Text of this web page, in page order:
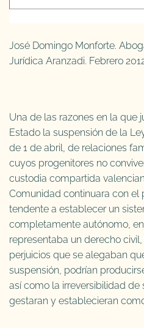
José Domingo Monforte.
Jurídica Aranzadi. Febrero
Una de las razones en la que
Estado la suspensión de la
de 1 de abril, de relaciones
cuyos progenitores no
custodia compartida
Comunidad continuara con el
tendente a establecer un
completamente autónomo,
representaba un derecho
perjuicios que se alegaban
suspensión, podrían
así como la irreversibilidad de
gestaran y establecieran